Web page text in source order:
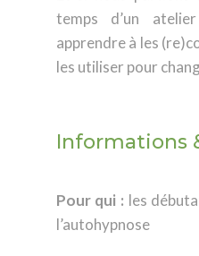
temps d’un
apprendre à les
les utiliser pour
Informations
Pour qui : les
l’autohypnose